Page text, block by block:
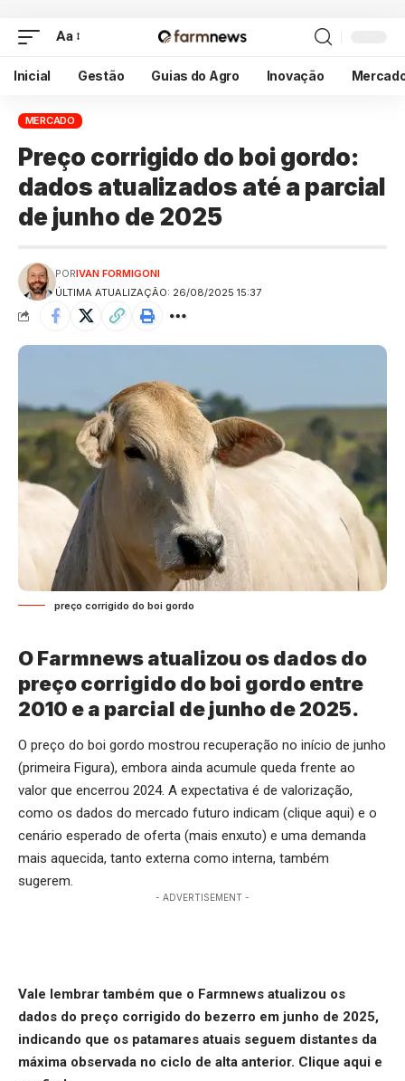
Aa
Inicial Gestão Guias do Agro Inovação
MERCADO
Preço corrigido do boi gordo:
dados atualizados até a parcial
de junho de 2025
ÚLTIMA ATUALIZAÇÃO: 26/08/2025 15:37
PORIVAN FORMIGONI
preço corrigido do boi gordo
O Farmnews atualizou os dados do
preço corrigido do boi gordo entre
2010 e a parcial de junho de 2025.
O preço do boi gordo mostrou recuperação no início de junho
(primeira Figura), embora ainda acumule queda frente ao
valor que encerrou 2024. A expectativa é de valorização,
como os dados do mercado futuro indicam (clique aqui) e o
cenário esperado de oferta (mais enxuto) e uma demanda
mais aquecida, tanto externa como interna, também
sugerem.
- ADVERTISEMENT -
Vale lembrar também que o Farmnews atualizou os
dados do preço corrigido do bezerro em junho de 2025,
indicando que os patamares atuais seguem distantes da
máxima observada no ciclo de alta anterior. Clique aqui e